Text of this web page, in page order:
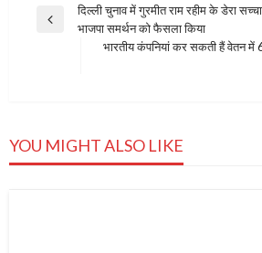
Post
navigation
Previous
दिल्ली चुनाव में गुरमीत राम रहीम के डेरा
भाजपा समर्थन को फैसला किया
भारतीय कंपनियां कर सकती हैं वेतन में
YOU MIGHT ALSO LIKE